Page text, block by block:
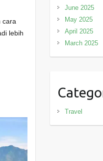
cara
lebih
June 2025
May 2025
April 2025
March 2025
Travel